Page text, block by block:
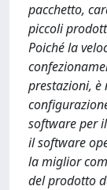
pacchetto,
piccoli
Poiché la
prestazioni, è
software per
il software
la miglior
del prodotto